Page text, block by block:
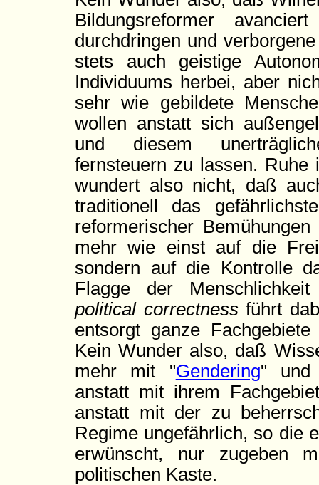
Bildungsreformer
durchdringen und
stets auch geistige
Individuums herbei, aber
sehr wie gebildete
wollen anstatt sich
und diesem
fernsteuern zu lassen. Ruhe
wundert also nicht, daß
traditionell das
reformerischer
mehr wie einst auf die
sondern auf die Kontrolle
Flagge der
political correctnessführt
entsorgt ganze
Kein Wunder also, daß
mehr mit "Gendering" und
anstatt mit ihrem
anstatt mit der zu
Regime ungefährlich, so die
erwünscht, nur zugeben
politischen Kaste.